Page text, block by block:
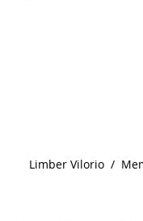
Limber Vilorio  /